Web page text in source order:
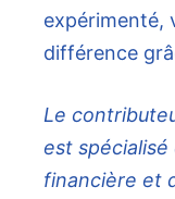
expérimenté,
différence
Le
est
financière et